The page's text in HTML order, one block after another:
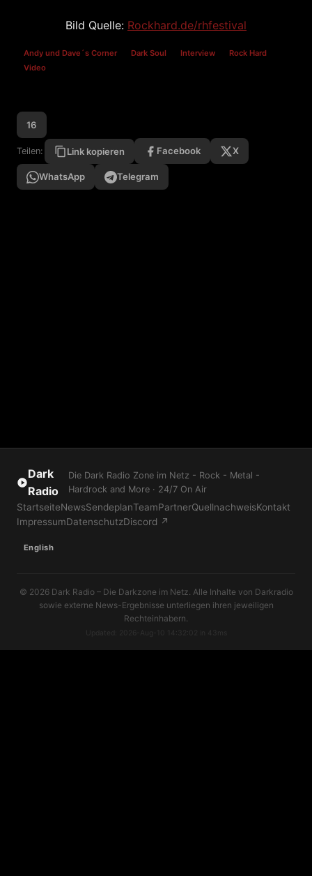
Bild Quelle: Rockhard.de/rhfestival
Andy und Dave´s Corner Dark Soul Interview
Rock Hard
Video
16
Teilen: Link kopieren Facebook X
WhatsApp Telegram
Dark
Radio
Die Dark Radio Zone im Netz - Rock - Metal -
Hardrock and More · 24/7 On Air
StartseiteNewsSendeplanTeamPartnerQuellnachweisKontakt
ImpressumDatenschutzDiscord ↗
English
© 2026 Dark Radio – Die Darkzone im Netz. Alle Inhalte von Darkradio
sowie externe News-Ergebnisse unterliegen ihren jeweiligen
Rechteinhabern.
Updated: 2026-Aug-10 14:32:02 in 43ms